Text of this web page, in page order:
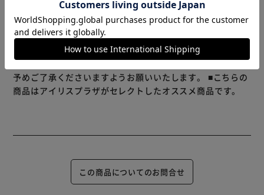
※当商品はお取り寄せ品の為、在庫の確認及び商品のお届け
までお時間を頂く場合がございます。
また、商品がメーカーにて完売となっていた場合、キャンセ
ル又は注文内容の変更をお願いいたしております。
予めご了承くださいますようお願いいたします。 ■こちらの
商品はアイリスプラザがセレクトしたオススメ商品です。
この商品についてのお問合せ